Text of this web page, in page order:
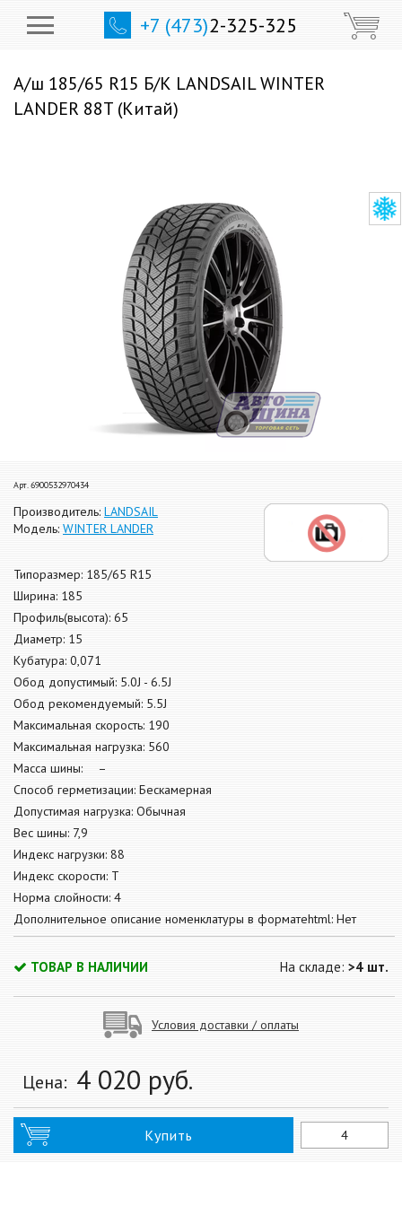
+7 (473)2-325-325
А/ш 185/65 R15 Б/К LANDSAIL WINTER
LANDER 88T (Китай)
Арт. 6900532970434
Производитель: LANDSAIL
Модель: WINTER LANDER
Типоразмер: 185/65 R15
Ширина: 185
Профиль(высота): 65
Диаметр: 15
Кубатура: 0,071
Обод допустимый: 5.0J - 6.5J
Обод рекомендуемый: 5.5J
Максимальная скорость: 190
Максимальная нагрузка: 560
Масса шины: –
Способ герметизации: Бескамерная
Допустимая нагрузка: Обычная
Вес шины: 7,9
Индекс нагрузки: 88
Индекс скорости: T
Норма слойности: 4
Дополнительное описание номенклатуры в форматеhtml: Нет
ТОВАР В НАЛИЧИИ На складе: >4 шт.
Условия доставки / оплаты
Цена: 4 020 руб.
Купить